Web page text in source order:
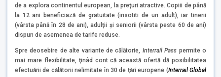
de a explora continentul european, la preţuri atractive. Copiii de până
la 12 ani beneficiază de gratuitate (insotiti de un adult), iar tinerii
(vârsta până în 28 de ani), adulţii şi seniorii (vârsta peste 60 de ani)
dispun de asemenea de tarife reduse.
Spre deosebire de alte variante de călătorie, Interrail Pass permite o
mai mare flexibilitate, ţinâd cont că această ofertă dă posibilitatea
efectuării de călătorii nelimitate în 30 de ţări europene (Interrail Global